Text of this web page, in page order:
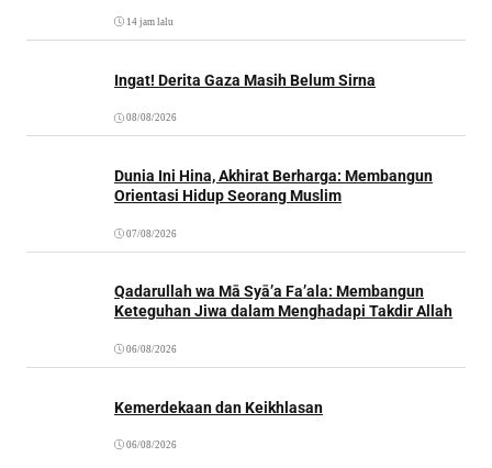
14 jam lalu
Ingat! Derita Gaza Masih Belum Sirna
08/08/2026
Dunia Ini Hina, Akhirat Berharga: Membangun
Orientasi Hidup Seorang Muslim
07/08/2026
Qadarullah wa Mā Syā’a Fa’ala: Membangun
Keteguhan Jiwa dalam Menghadapi Takdir Allah
06/08/2026
Kemerdekaan dan Keikhlasan
06/08/2026